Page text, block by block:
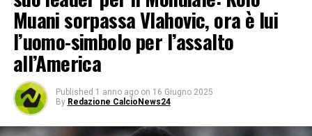
Muani sorpassa Vlahovic, ora è lui
l’uomo-simbolo per l’assalto
all’America
Published 1 anno ago on 16 Giugno 2025
By Redazione CalcioNews24